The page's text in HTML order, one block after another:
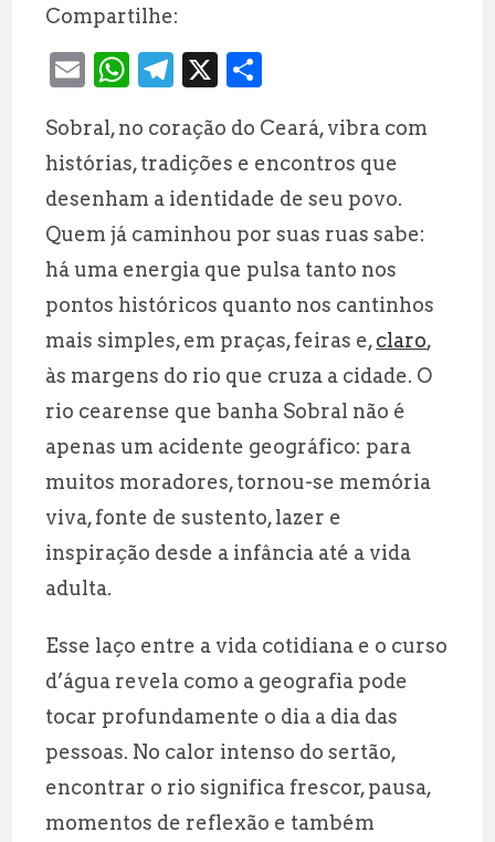
Compartilhe:
E
ai
l
W
at
s
A
p
p
T
e
g
r
a
m
X
a
r
e
Sobral, no coração do Ceará, vibra com
histórias, tradições e encontros que
desenham a identidade de seu povo.
Quem já caminhou por suas ruas sabe:
há uma energia que pulsa tanto nos
pontos históricos quanto nos cantinhos
mais simples, em praças, feiras e,claro,
às margens do rio que cruza a cidade. O
rio cearense que banha Sobral não é
apenas um acidente geográfico: para
muitos moradores, tornou-se memória
viva, fonte de sustento, lazer e
inspiração desde a infância até a vida
adulta.
Esse laço entre a vida cotidiana e o curso
d’água revela como a geografia pode
tocar profundamente o dia a dia das
pessoas. No calor intenso do sertão,
encontrar o rio significa frescor, pausa,
momentos de reflexão e também